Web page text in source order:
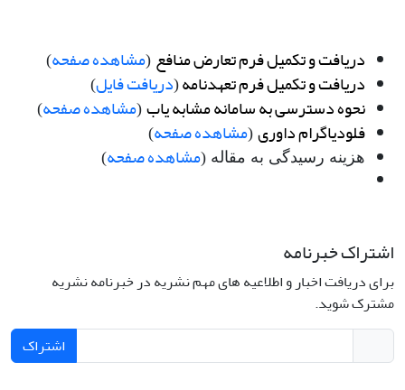
دریافت و تکمیل فرم تعارض منافع (مشاهده صفحه)
دریافت و تکمیل فرم تعهدنامه (دریافت فایل)
نحوه دسترسی به سامانه مشابه یاب (مشاهده صفحه)
فلودیاگرام داوری (مشاهده صفحه)
هزینه رسیدگی به مقاله (مشاهده صفحه)
اشتراک خبرنامه
برای دریافت اخبار و اطلاعیه های مهم نشریه در خبرنامه نشریه
مشترک شوید.
اشتراک